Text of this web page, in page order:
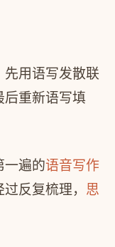
用语写发散联
后重新语写填
一遍的语音写作
反复梳理， 思